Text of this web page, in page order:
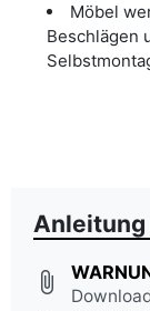
Möbel
Beschlägen
Anleitung
attach_file